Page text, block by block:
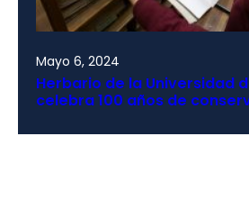
Mayo 6, 2024
Herbario de la Universidad
celebra 100 años de